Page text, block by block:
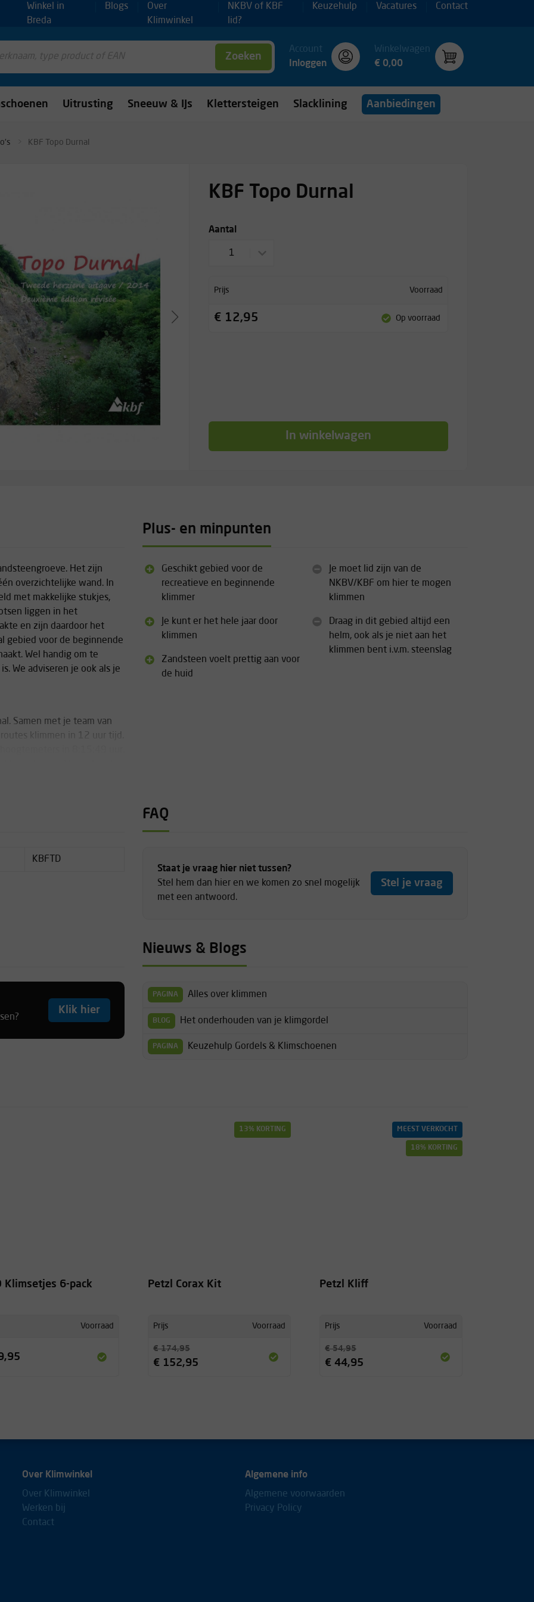
Winkel in
Breda
Blogs
Over
Klimwinkel
NKBV of KBF
lid?
Keuzehulp Vacatures Contact
Zoeken
Account
Inloggen
Winkelwagen
€ 0,00
Uitrusting Sneeuw & IJs Klettersteigen Slacklining Aanbiedingen
KBF Topo Durnal
KBF Topo Durnal
Aantal
1
Prijs Voorraad
€ 12,95 Op voorraad
In winkelwagen
Het zijn
overzichtelijke wand. In
met makkelijke stukjes,
liggen in het
en zijn daardoor het
gebied voor de beginnende
Wel handig om te
We adviseren je ook als je
Samen met je team van
klimmen in 12 uur tijd.
op de Parking
de bocht, daarna is het
Plus- en minpunten
Geschikt gebied voor de
recreatieve en beginnende
klimmer
Je kunt er het hele jaar door
klimmen
Zandsteen voelt prettig aan voor
de huid
Je moet lid zijn van de
NKBV/KBF om hier te mogen
klimmen
Draag in dit gebied altijd een
helm, ook als je niet aan het
klimmen bent i.v.m. steenslag
KBFTD
FAQ
Staat je vraag hier niet tussen?
Stel hem dan hier en we komen zo snel mogelijk
met een antwoord.
Stel je vraag
Klik hier
Nieuws & Blogs
PAGINA Alles over klimmen
BLOG Het onderhouden van je klimgordel
PAGINA Keuzehulp Gordels & Klimschoenen
Klimsetjes 6-pack
Voorraad
13% KORTING
Petzl Corax Kit
Prijs Voorraad
€ 174,95
€ 152,95
MEEST VERKOCHT
18% KORTING
Petzl Kliff
Prijs Voorraad
€ 54,95
€ 44,95
Over Klimwinkel
Over Klimwinkel
Werken bij
Contact
Algemene info
Algemene voorwaarden
Privacy Policy